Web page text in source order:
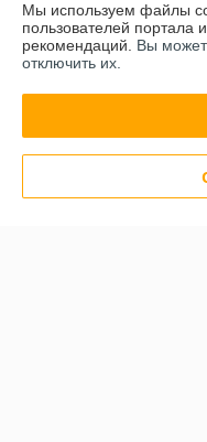
Доставка и оплата
График работы
Мы используем файлы
пользователей портала
рекомендаций. Вы
отключить их.